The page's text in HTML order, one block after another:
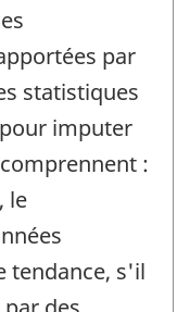
par
statistiques
imputer
:
le
tendance, s'il